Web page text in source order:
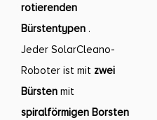
rotierenden
Bürstentypen.
Jeder SolarCleano-
Roboter ist mit zwei
Bürstenmit
spiralförmigen Borsten